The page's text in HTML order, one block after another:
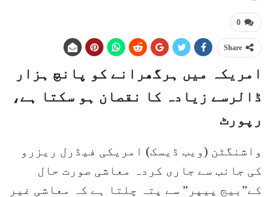
0
Share
امریکہ میں ہرگھرانے کو پانچ ہزار
ڈالرسے زیادہ کا نقصان ہو سکتا ہے،
رپورٹ
واشنگٹن (ویب ڈیسک) امریکی فیڈرل ریزرو
کی جانب سے جاری کردہ معاشی صورت حال
کے”بیج پیپر” سے پتہ چلتا ہے کہ معاشی غیر